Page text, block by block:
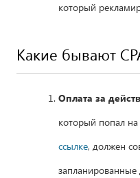
который
Какие бывают
Оплата за
который попал на
ссылке, должен
запланированные